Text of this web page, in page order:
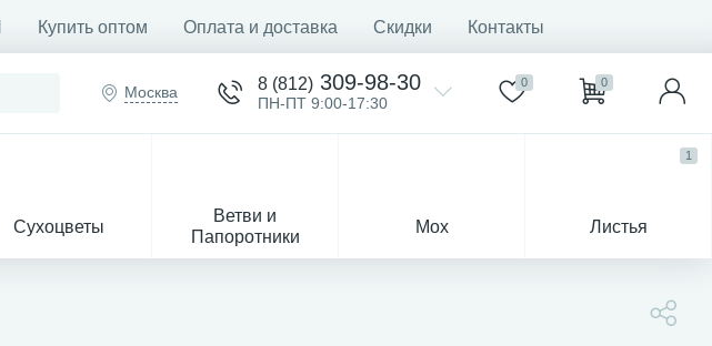
Купить оптом Оплата и доставка Скидки Контакты
Москва 8 (812) 309-98-30
ПН-ПТ 9:00-17:30
0 0
Сухоцветы
Ветви и
Папоротники
Мох Листья
1